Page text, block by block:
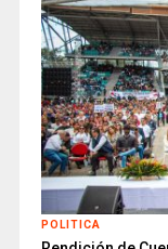
POLITICA